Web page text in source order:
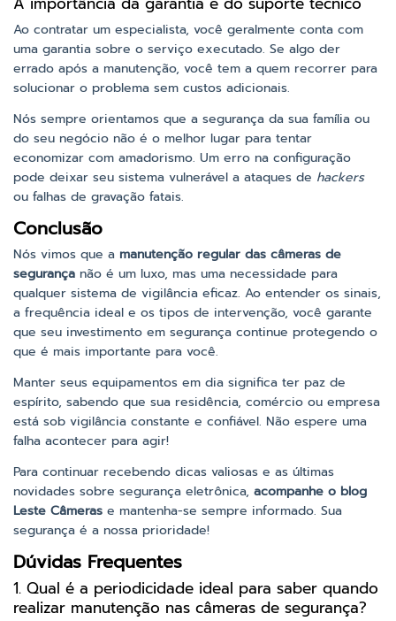
Ao contratar um especialista, você geralmente conta com
uma garantia sobre o serviço executado. Se algo der
errado após a manutenção, você tem a quem recorrer para
solucionar o problema sem custos adicionais.
Nós sempre orientamos que a segurança da sua família ou
do seu negócio não é o melhor lugar para tentar
economizar com amadorismo. Um erro na configuração
pode deixar seu sistema vulnerável a ataques de hackers
ou falhas de gravação fatais.
Conclusão
Nós vimos que a manutenção regular das câmeras de
segurança não é um luxo, mas uma necessidade para
qualquer sistema de vigilância eficaz. Ao entender os sinais,
a frequência ideal e os tipos de intervenção, você garante
que seu investimento em segurança continue protegendo o
que é mais importante para você.
Manter seus equipamentos em dia significa ter paz de
espírito, sabendo que sua residência, comércio ou empresa
está sob vigilância constante e confiável. Não espere uma
falha acontecer para agir!
Para continuar recebendo dicas valiosas e as últimas
novidades sobre segurança eletrônica, acompanhe o blog
Leste Câmeras e mantenha-se sempre informado. Sua
segurança é a nossa prioridade!
Dúvidas Frequentes
1. Qual é a periodicidade ideal para saber quando
realizar manutenção nas câmeras de segurança?